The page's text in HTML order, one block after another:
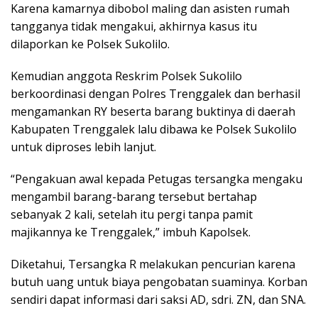
Karena kamarnya dibobol maling dan asisten rumah
tangganya tidak mengakui, akhirnya kasus itu
dilaporkan ke Polsek Sukolilo.
Kemudian anggota Reskrim Polsek Sukolilo
berkoordinasi dengan Polres Trenggalek dan berhasil
mengamankan RY beserta barang buktinya di daerah
Kabupaten Trenggalek lalu dibawa ke Polsek Sukolilo
untuk diproses lebih lanjut.
“Pengakuan awal kepada Petugas tersangka mengaku
mengambil barang-barang tersebut bertahap
sebanyak 2 kali, setelah itu pergi tanpa pamit
majikannya ke Trenggalek,” imbuh Kapolsek.
Diketahui, Tersangka R melakukan pencurian karena
butuh uang untuk biaya pengobatan suaminya. Korban
sendiri dapat informasi dari saksi AD, sdri. ZN, dan SNA.